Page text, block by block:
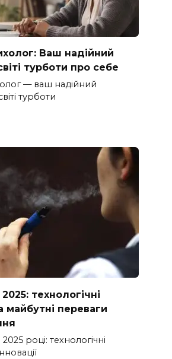
Ваш надійний
турботи про себе
— ваш надійний
турботи
технологічні
майбутні переваги
році: технологічні